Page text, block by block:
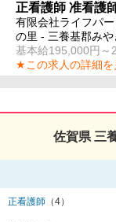
正看護師 准看護
有限会社ライフパ
の里 - 三養基郡みや
基本給195,000円～
★この求人の詳細を
佐賀県 三
正看護師 （4）